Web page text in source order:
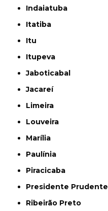
Indaiatuba
Itatiba
Itu
Itupeva
Jaboticabal
Jacareí
Limeira
Louveira
Marília
Paulínia
Piracicaba
Presidente Prudente
Ribeirão Preto